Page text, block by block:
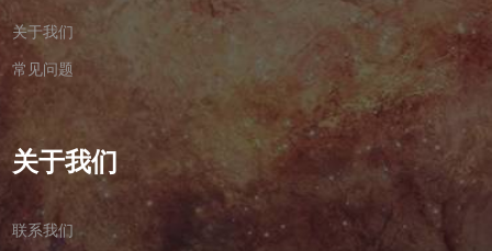
关于我们
常见问题
关于我们
联系我们